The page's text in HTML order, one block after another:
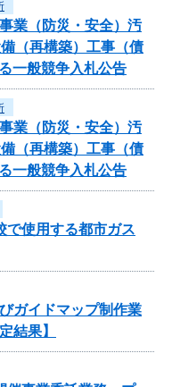
業（防災・安全）汚
（再構築）工事（債
一般競争入札公告
業（防災・安全）汚
（再構築）工事（債
一般競争入札公告
で使用する都市ガス
ガイドマップ制作業
結果】